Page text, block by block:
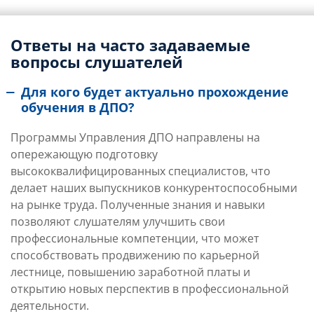
Ответы на часто задаваемые
вопросы слушателей
Для кого будет актуально прохождение
обучения в ДПО?
Программы Управления ДПО направлены на
опережающую подготовку
высококвалифицированных специалистов, что
делает наших выпускников конкурентоспособными
на рынке труда. Полученные знания и навыки
позволяют слушателям улучшить свои
профессиональные компетенции, что может
способствовать продвижению по карьерной
лестнице, повышению заработной платы и
открытию новых перспектив в профессиональной
деятельности.